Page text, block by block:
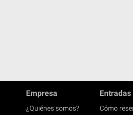
Empresa
¿Quiénes somos?
Entradas
Cómo